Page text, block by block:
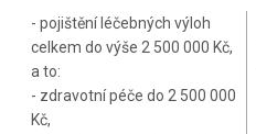
- pojištění léčebných výloh
celkem do výše 2 500 000 Kč,
a to:
- zdravotní péče do 2 500 000
Kč,